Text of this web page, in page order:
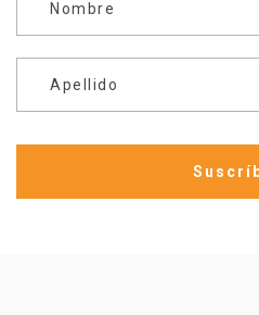
Nombre
Apellido